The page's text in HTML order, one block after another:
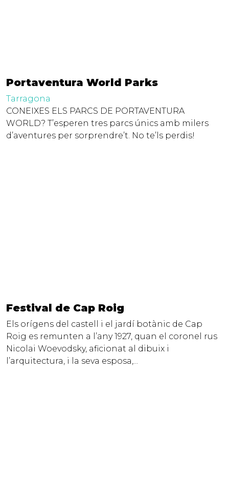
Portaventura World Parks
Tarragona
CONEIXES ELS PARCS DE PORTAVENTURA
WORLD? T’esperen tres parcs únics amb milers
d’aventures per sorprendre’t. No te’ls perdis!
Festival de Cap Roig
Els orígens del castell i el jardí botànic de Cap
Roig es remunten a l’any 1927, quan el coronel rus
Nicolai Woevodsky, aficionat al dibuix i
l’arquitectura, i la seva esposa,...